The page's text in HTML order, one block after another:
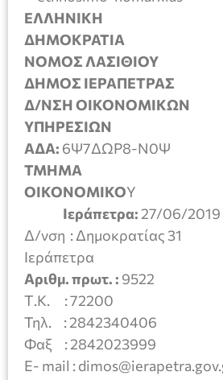
ΕΛΛΗΝΙΚΗ
ΝΟΜΟΣ
ΔΗΜΟΣ ΙΕΡΑΠΕΤΡΑΣ
Δ/ΝΣΗ ΟΙΚΟΝΟΜΙΚΩΝ
ΑΔΑ: 6Ψ7ΔΩΡ8-Ν0Ψ
ΤΜΗΜΑ
ΟΙΚΟΝΟΜΙΚΟ
Ιεράπετρα: 27/06/2019
Δ/νση : Δημοκρατίας 31
Αριθμ. πρωτ. : 9522
Τ.Κ. : 72200
Τηλ. : 2842340406
Φαξ : 2842023999
E- mail :